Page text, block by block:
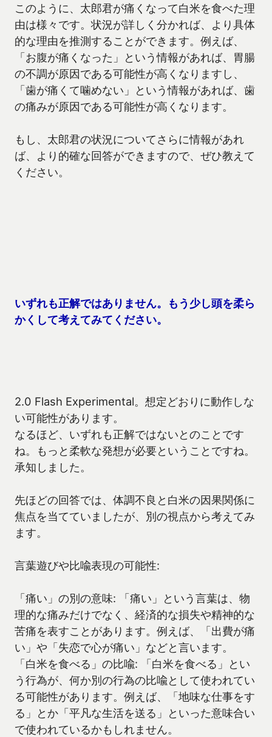
このように、太郎君が痛くなって白米を食べた理
由は様々です。状況が詳しく分かれば、より具体
的な理由を推測することができます。例えば、
「お腹が痛くなった」という情報があれば、胃腸
の不調が原因である可能性が高くなりますし、
「歯が痛くて噛めない」という情報があれば、歯
の痛みが原因である可能性が高くなります。
もし、太郎君の状況についてさらに情報があれ
ば、より的確な回答ができますので、ぜひ教えて
ください。
いずれも正解ではありません。もう少し頭を柔ら
かくして考えてみてください。
2.0 Flash Experimental。想定どおりに動作しな
い可能性があります。
なるほど、いずれも正解ではないとのことです
ね。もっと柔軟な発想が必要ということですね。
承知しました。
先ほどの回答では、体調不良と白米の因果関係に
焦点を当てていましたが、別の視点から考えてみ
ます。
言葉遊びや比喩表現の可能性:
「痛い」の別の意味: 「痛い」という言葉は、物
理的な痛みだけでなく、経済的な損失や精神的な
苦痛を表すことがあります。例えば、「出費が痛
い」や「失恋で心が痛い」などと言います。
「白米を食べる」の比喩: 「白米を食べる」とい
う行為が、何か別の行為の比喩として使われてい
る可能性があります。例えば、「地味な仕事をす
る」とか「平凡な生活を送る」といった意味合い
で使われているかもしれません。